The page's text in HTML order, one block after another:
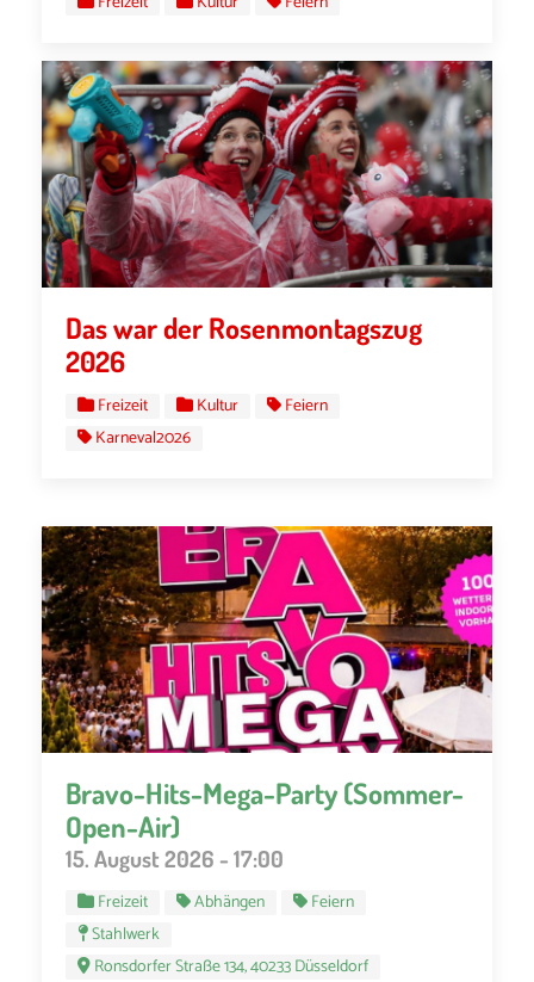
Das war der Rosenmontagszug
2026
Freizeit Kultur
Feiern
Karneval2026
Bravo-Hits-Mega-Party (Sommer-
Open-Air)
15. August 2026 - 17:00
Freizeit Abhängen
Feiern
Stahlwerk
Ronsdorfer Straße 134, 40233 Düsseldorf